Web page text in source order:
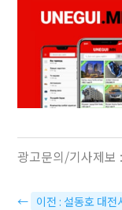
광고문의/기사제보 :
← 이전 : 설동호 대